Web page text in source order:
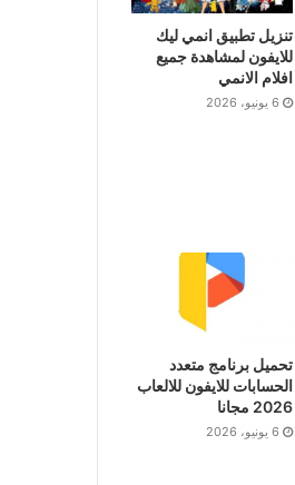
تنزيل تطبيق انمي ليك
للايفون لمشاهدة جميع
افلام الانمي
6 يونيو، 2026
تحميل برنامج متعدد
الحسابات للايفون للالعاب
2026 مجانا
6 يونيو، 2026